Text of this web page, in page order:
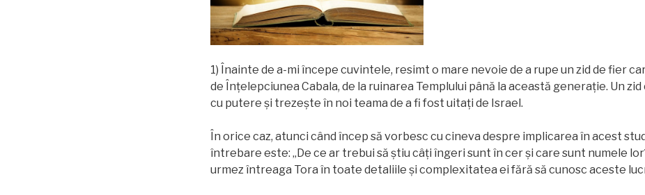
1) Înainte de a-mi începe cuvintele, resimt o mare nevoie de a rupe un zid de fier
de Înțelepciunea Cabala, de la ruinarea Templului până la această generație. Un zid
cu putere şi trezeşte în noi teama de a fi fost uitați de Israel.
În orice caz, atunci când încep să vorbesc cu cineva despre implicarea în acest
întrebare este: „De ce ar trebui să știu câți îngeri sunt în cer și care sunt numele
urmez întreaga Tora în toate detaliile și complexitatea ei fără să cunosc aceste